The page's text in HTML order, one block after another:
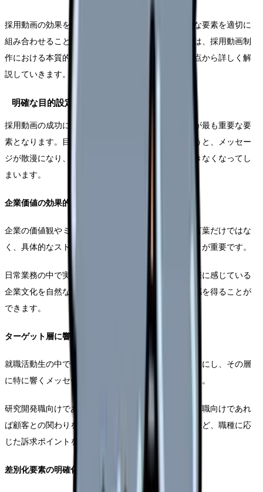
採用動画の効果を最大化するためには、複数の重要な要素を適切に
組み合わせることが不可欠です。このセクションでは、採用動画制
作における本質的な成功要因について、実践的な視点から詳しく解
説していきます。
明確な目的設定と訴求ポイントの確立
採用動画の成功には、制作開始前の明確な目的設定が最も重要な要
素となります。目的が曖昧なまま制作を始めてしまうと、メッセー
ジが散漫になり、視聴者に対して効果的な訴求ができなくなってし
まいます。
企業価値の効果的な表現方法
企業の価値観やミッションを伝える際は、抽象的な言葉だけではな
く、具体的なストーリーや実例を通じて表現することが重要です。
日常業務の中で実践されている価値観や、社員が実際に感じている
企業文化を自然な形で表現することで、視聴者の共感を得ることが
できます。
ターゲット層に響くメッセージ設計
就職活動生の中でも、特にアプローチしたい層を明確にし、その層
に特に響くメッセージを優先的に組み込んでいきます。
研究開発職向けであれば技術的な挑戦の機会を、営業職向けであれ
ば顧客との関わりを重視したコンテンツを展開するなど、職種に応
じた訴求ポイントを設定します。
差別化要素の明確化